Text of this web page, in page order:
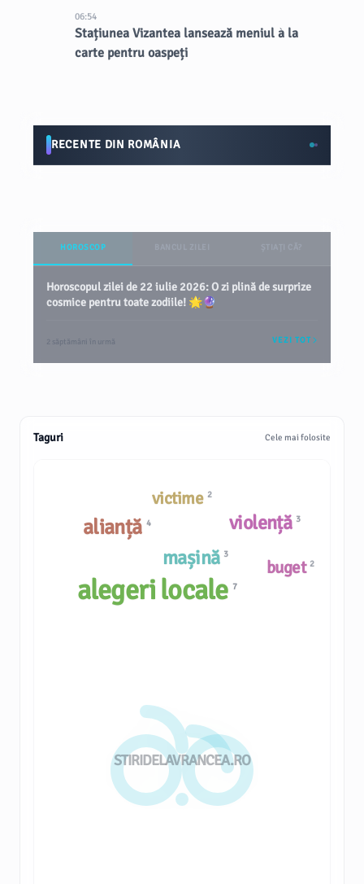
06:54
Stațiunea Vizantea lansează meniul à la
carte pentru oaspeți
RECENTE DIN ROMÂNIA
HOROSCOP
Horoscopul zilei de 22 iulie 2026: O zi plină de surprize
cosmice pentru toate zodiile! 🌟🔮
2 săptămâni în urmă VEZI TOT
Taguri Cele mai folosite
STIRIDELAVRANCEA.RO
buget 2
alegeri locale7
mașină 3
violență 3
alianță 4
victime 2